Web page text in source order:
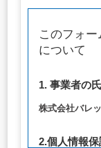
このフォ
について
1. 事業者の
株式会社バレ
2.個人情報